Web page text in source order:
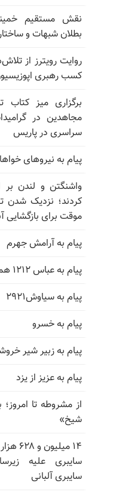
بطلان شبهات و
روایت رویترز از
کسب رهبری
برگزاری میز کتاب
مجاهدین در
سراسری در پاریس
پیام به نیروهای خواهان
واشنگتن و لندن بر
کردند؛ نزدیک شدن
موقت برای بازگشایی
پیام به آرامش جهرم
پیام به عباس ۱۲۱۲ همدان
پیام به سیاوش۲۹۲۱
پیام به خسرو
پیام به زبیر شیر
پیام به عزیز از یزد
از مشروطه تا
شیخ»
سایبری علیه
سایبری آلبانی